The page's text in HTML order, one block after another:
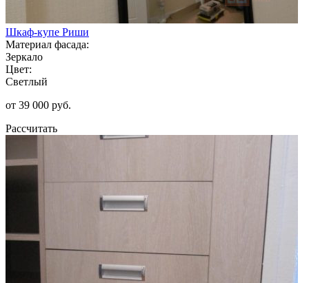
Шкаф-купе Риши
Материал фасада:
Зеркало
Цвет:
Светлый
от 39 000 руб.
Рассчитать